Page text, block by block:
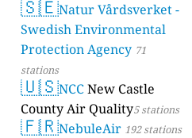
🇸🇪Natur Vårdsverket -
Swedish Environmental
Protection Agency 71
stations
🇺🇸NCCNew Castle
County Air Quality5 stations
🇫🇷NebuleAir 192 stations